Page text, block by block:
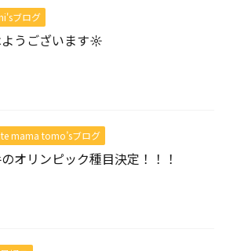
ブログ
うございます☼
mama tomo’sブログ
オリンピック種目決定！！！